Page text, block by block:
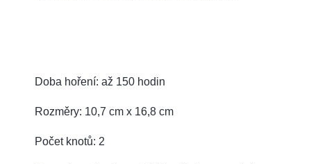
Doba hoření: až 150 hodin
Rozměry: 10,7 cm x 16,8 cm
Počet knotů: 2